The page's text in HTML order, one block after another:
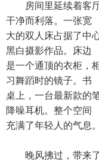
房间里延续着客厅
干净而利落。一张宽
大的双人床占据了中
黑白摄影作品。床边
是一个通顶的衣柜，
习舞蹈时的镜子。书
桌上，一台最新款的
降噪耳机。整个空间
充满了年轻人的气息。
晚风拂过，带来了